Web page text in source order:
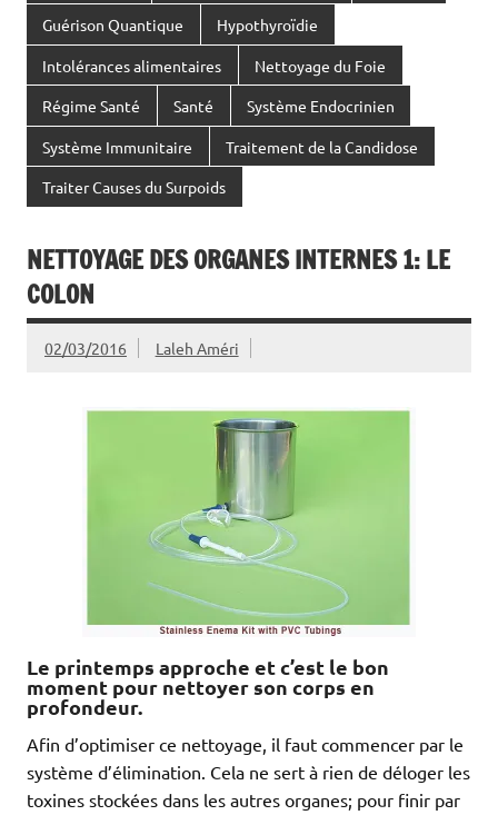
Guérison Quantique Hypothyroïdie
Intolérances alimentaires Nettoyage du Foie
Régime Santé Santé Système Endocrinien
Système Immunitaire Traitement de la Candidose
Traiter Causes du Surpoids
NETTOYAGE DES ORGANES INTERNES 1: LE
COLON
02/03/2016 Laleh Améri
Le printemps approche et c’est le bon
moment pour nettoyer son corps en
profondeur.
Afin d’optimiser ce nettoyage, il faut commencer par le
système d’élimination. Cela ne sert à rien de déloger les
toxines stockées dans les autres organes; pour finir par